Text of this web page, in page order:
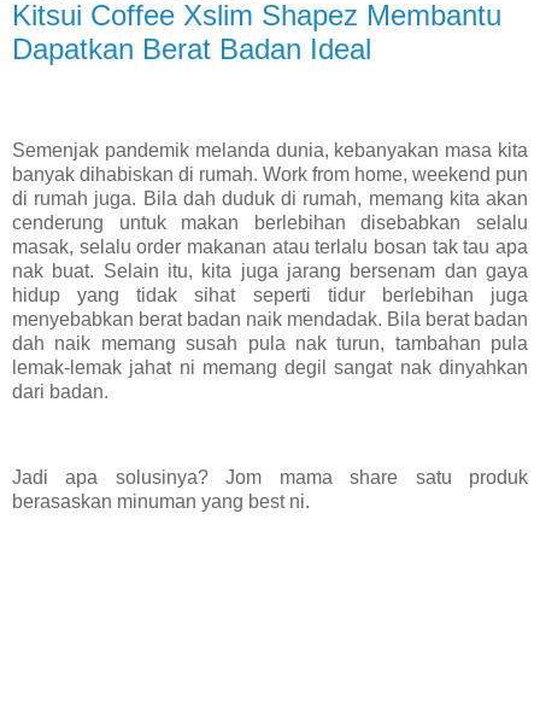
Kitsui Coffee Xslim Shapez Membantu
Dapatkan Berat Badan Ideal
Semenjak pandemik melanda dunia, kebanyakan masa kita
banyak dihabiskan di rumah. Work from home, weekend pun
di rumah juga. Bila dah duduk di rumah, memang kita akan
cenderung untuk makan berlebihan disebabkan selalu
masak, selalu order makanan atau terlalu bosan tak tau apa
nak buat. Selain itu, kita juga jarang bersenam dan gaya
hidup yang tidak sihat seperti tidur berlebihan juga
menyebabkan berat badan naik mendadak. Bila berat badan
dah naik memang susah pula nak turun, tambahan pula
lemak-lemak jahat ni memang degil sangat nak dinyahkan
dari badan.
Jadi apa solusinya? Jom mama share satu produk
berasaskan minuman yang best ni.